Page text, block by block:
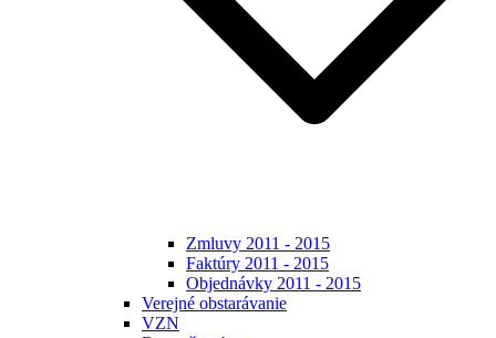
Zmluvy 2011 - 2015
Faktúry 2011 - 2015
Objednávky 2011 - 2015
Verejné obstarávanie
VZN